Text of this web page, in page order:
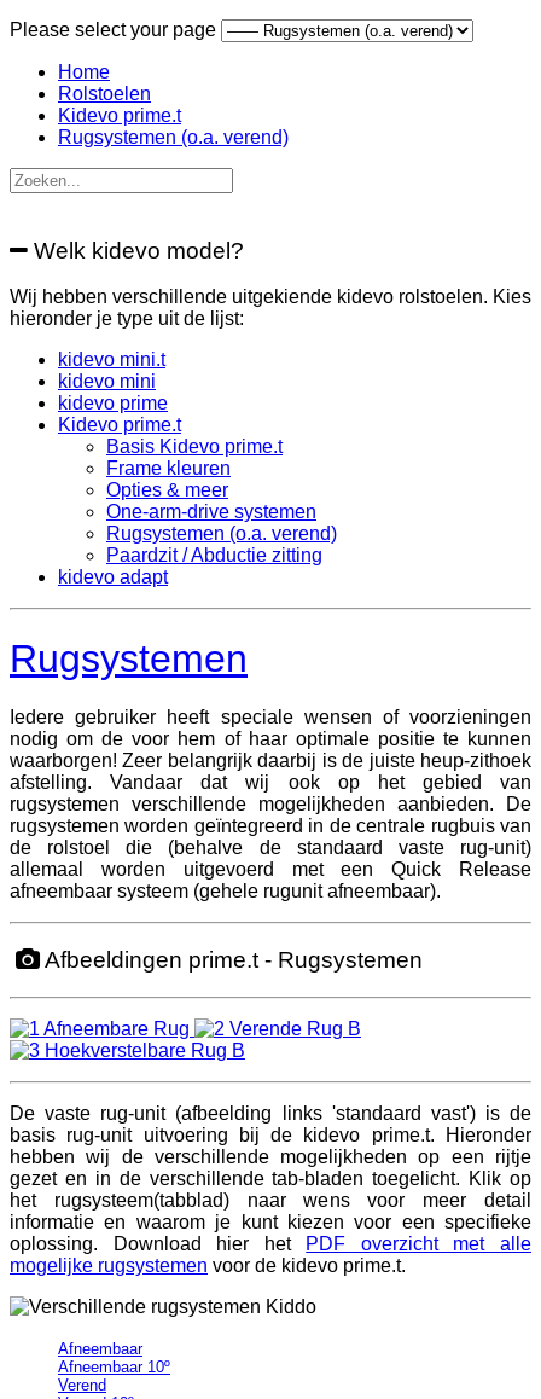
Please select your page
Home
Rolstoelen
Kidevo prime.t
Rugsystemen (o.a. verend)
Welk kidevo model?
Wij hebben verschillende uitgekiende kidevo rolstoelen. Kies
hieronder je type uit de lijst:
kidevo mini.t
kidevo mini
kidevo prime
Kidevo prime.t
Basis Kidevo prime.t
Frame kleuren
Opties & meer
One-arm-drive systemen
Rugsystemen (o.a. verend)
Paardzit / Abductie zitting
kidevo adapt
Rugsystemen
Iedere gebruiker heeft speciale wensen of voorzieningen
nodig om de voor hem of haar optimale positie te kunnen
waarborgen! Zeer belangrijk daarbij is de juiste heup-zithoek
afstelling. Vandaar dat wij ook op het gebied van
rugsystemen verschillende mogelijkheden aanbieden.
De
rugsystemen worden geïntegreerd in de centrale rugbuis van
de rolstoel die (behalve de standaard vaste rug-unit)
allemaal worden uitgevoerd met een Quick Release
afneembaar systeem (gehele rugunit afneembaar).
Afbeeldingen prime.t - Rugsystemen
De vaste rug-unit (afbeelding links 'standaard vast') is de
basis rug-unit uitvoering bij de kidevo prime.t. Hieronder
hebben wij de verschillende mogelijkheden op een rijtje
gezet en in de verschillende tab-bladen toegelicht. Klik op
het rugsysteem(tabblad) naar wens voor meer detail
informatie en waarom je kunt kiezen voor een specifieke
oplossing. Download hier het
PDF overzicht met alle
mogelijke rugsystemen voor de kidevo prime.t.
Afneembaar
Afneembaar 10º
Verend